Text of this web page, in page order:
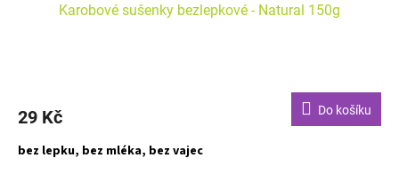
Karobové sušenky bezlepkové - Natural 150g
29 Kč Do košíku
bez lepku, bez mléka, bez vajec